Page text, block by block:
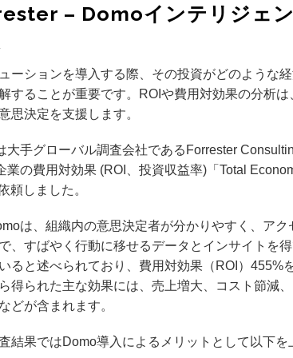
– Domoインテリジェ
ーションを導入する際、その投資がどのような
することが重要です。ROIや費用対効果の分析は
思決定を支援します。
大手グローバル調査会社であるForrester
業の費用対効果 (ROI、投資収益率)「Total
頼しました。
は、組織内の意思決定者が分かりやすく、アク
、すばやく行動に移せるデータとインサイトを
ると述べられており、費用対効果（ROI）455%
得られた主な効果には、売上増大、コスト節減
どが含まれます。
結果ではDomo導入によるメリットとして以下を